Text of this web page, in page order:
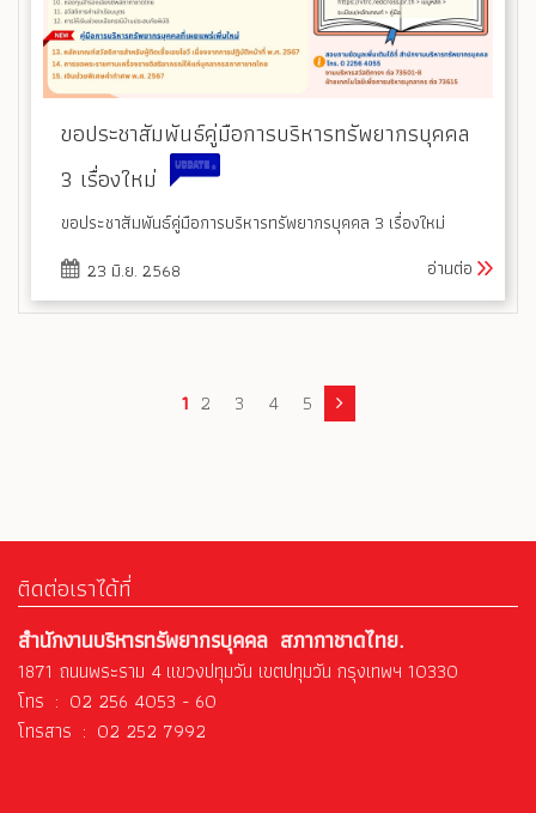
ขอประชาสัมพันธ์คู่มือการบริหารทรัพยากรบุคคล
3 เรื่องใหม่
ขอประชาสัมพันธ์คู่มือการบริหารทรัพยากรบุคคล 3 เรื่องใหม่
23 มิ.ย. 2568
อ่านต่อ
1 2 3 4 5
ติดต่อเราได้ที่
สำนักงานบริหารทรัพยากรบุคคล สภากาชาดไทย.
1871 ถนนพระราม 4 แขวงปทุมวัน เขตปทุมวัน กรุงเทพฯ 10330
โทร : 02 256 4053 - 60
โทรสาร : 02 252 7992